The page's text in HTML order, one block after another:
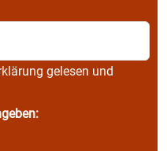
gelesen und